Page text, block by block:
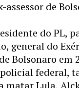
de
do PL,
general do
Bolsonaro em
federal,
Lula,